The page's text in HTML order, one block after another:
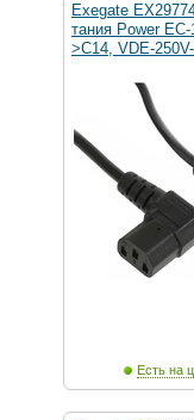
Exegate
тания Power
>C14, VDE-
Есть на